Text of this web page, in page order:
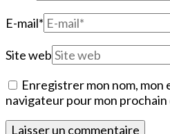
E-mail*
Site web
Enregistrer mon nom, mon
navigateur pour mon